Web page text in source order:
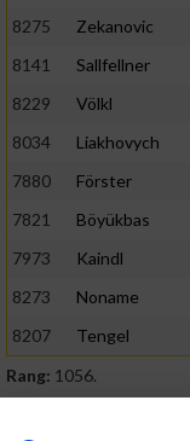
8275
Zekanovic
8141
Sallfellner
8229
Völkl
8034
Liakhovych
7880
Förster
7821
Böyükbas
7973
Kaindl
8273
Noname
8207
Tengel
Rang: 1056.
ALBUM B2RUN